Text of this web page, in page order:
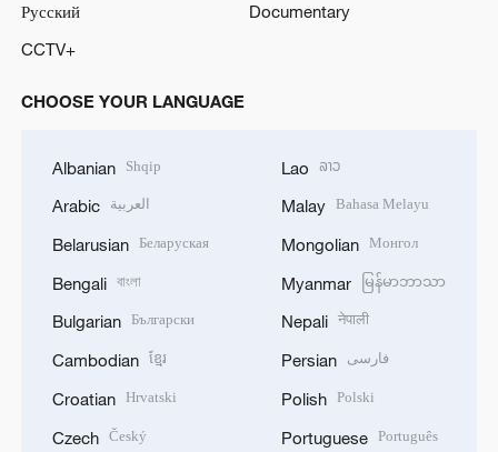
Русский
Documentary
CCTV+
CHOOSE YOUR LANGUAGE
Albanian Shqip
Arabic العربية
Belarusian Беларуская
Bengali বাংলা
Bulgarian Български
Cambodian ខ្មែរ
Croatian Hrvatski
Czech Český
Lao ລາວ
Malay Bahasa Melayu
Mongolian Монгол
Myanmar မြန်မာဘာသာ
Nepali नेपाली
Persian فارسی
Polish Polski
Portuguese Português